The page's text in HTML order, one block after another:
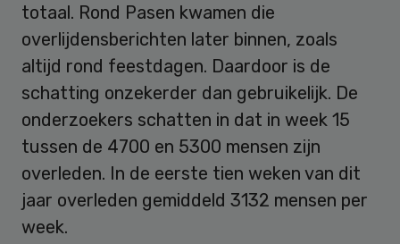
totaal. Rond Pasen kwamen die
overlijdensberichten later binnen, zoals
altijd rond feestdagen. Daardoor is de
schatting onzekerder dan gebruikelijk. De
onderzoekers schatten in dat in week 15
tussen de 4700 en 5300 mensen zijn
overleden. In de eerste tien weken van dit
jaar overleden gemiddeld 3132 mensen per
week.